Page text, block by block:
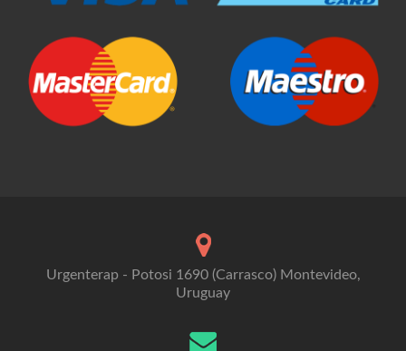
Urgenterap - Potosi 1690 (Carrasco) Montevideo,
Uruguay